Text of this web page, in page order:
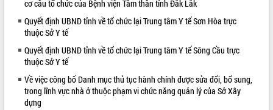
tỉnh khóa XI quyết nghị nhiều nội dung
quan trọng
Bí thư Tỉnh ủy Lương Nguyễn Minh
Triết thăm, tặng quà người có công với
cách mạng
Rà soát, hoàn thiện hệ thống thiết chế
văn hóa, thể thao đáp ứng yêu cầu
phát triển mới
cơ cấu tổ chức của Bệnh viện Tâm thần tỉnh Đắk Lắk
Quyết định UBND tỉnh về tổ chức lại Trung tâm Y tế Sơn Hòa trực
thuộc Sở Y tế
Quyết định UBND tỉnh về tổ chức lại Trung tâm Y tế Sông Cầu trực
thuộc Sở Y tế
Về việc công bố Danh mục thủ tục hành chính được sửa đổi, bổ sung,
trong lĩnh vực nhà ở thuộc phạm vi chức năng quản lý của Sở Xây
dựng